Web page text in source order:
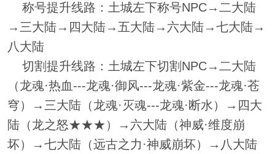
称号提升线路：土城左下称号NPC→二大陆
→三大陆→四大陆→五大陆→六大陆→七大陆→
八大陆
切割提升线路：土城左下切割NPC→二大陆
（龙魂·热血---龙魂·御风---龙魂·紫金---龙魂·苍
穹）→三大陆（龙魂·灭魂---龙魂·断水）→四大
陆（龙之怒★★★）→六大陆（神威·维度崩
坏）→七大陆（远古之力·神威崩坏）→八大陆